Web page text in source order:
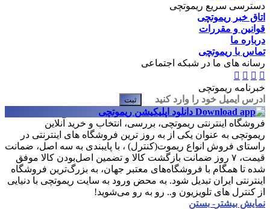
دسترسی سریع ریموتچی
اتاق خبر ریموتچی
قوانین و مقررات
درباره ما
تماس با ریموتچی
رسانه های ما در شبکه اجتماعی
خبرنامه ریموتچی
ثبت
دانلود اپلیکیشن ریموتچی
فروشگاه اینترنتی ریموتچی، بررسی، انتخاب و خرید آنلاین
ریموتچی به عنوان یکی از به روز ترین فروشگاه های اینترنتی در
راستای فروش انواع ریموت(کنترل) ، با پایبندی به سه اصل، ضمانت
قیمت، ۷ روز ضمانت بازگشت کالا و تضمین اصل‌بودن کالا موفق
شده تا همگام با فروشگاه‌های معتبر جهان، به بزرگ‌ترین فروشگاه
اینترنتی ایران تبدیل شود. به محض ورود به سایت ریموتچی با دنیایی
از کنترل های تلویزیون و.. رو به رو می‌شوید!
نمایش بیشتر - بستن